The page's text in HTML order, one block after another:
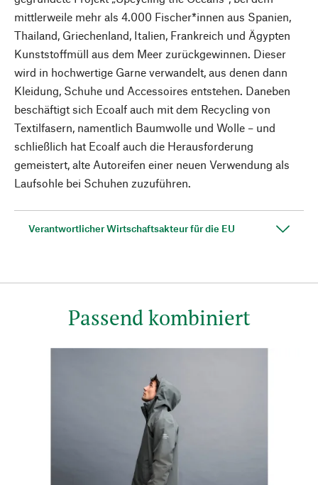
mittlerweile mehr als 4.000 Fischer*innen aus Spanien,
Thailand, Griechenland, Italien, Frankreich und Ägypten
Kunststoffmüll aus dem Meer zurückgewinnen. Dieser
wird in hochwertige Garne verwandelt, aus denen dann
Kleidung, Schuhe und Accessoires entstehen. Daneben
beschäftigt sich Ecoalf auch mit dem Recycling von
Textilfasern, namentlich Baumwolle und Wolle – und
schließlich hat Ecoalf auch die Herausforderung
gemeistert, alte Autoreifen einer neuen Verwendung als
Laufsohle bei Schuhen zuzuführen.
Verantwortlicher Wirtschaftsakteur für die EU
Passend kombiniert